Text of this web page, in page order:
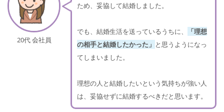
20代 会社員
ため、妥協して結婚しました。
でも、結婚生活を送っているうちに、
「理想
の相手と結婚したかった」 と思うようになっ
てしまいました。
理想の人と結婚したいという気持ちが強い人
は、妥協せずに結婚するべきだと思います。